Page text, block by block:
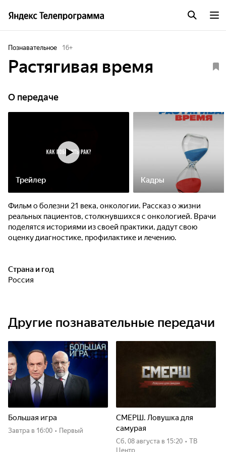
Познавательное 16+
Растягивая время
О передаче
Трейлер Кадры
Фильм о болезни 21 века, онкологии. Рассказ о жизни
реальных пациентов, столкнувшихся с онкологией. Врачи
поделятся историями из своей практики, дадут свою
оценку диагностике, профилактике и лечению.
Страна и год
Россия
Другие познавательные передачи
Большая игра
Завтра в 16:00 • Первый
СМЕРШ. Ловушка для
самурая
сб, 08 августа в 15:20 • ТВ
Центр